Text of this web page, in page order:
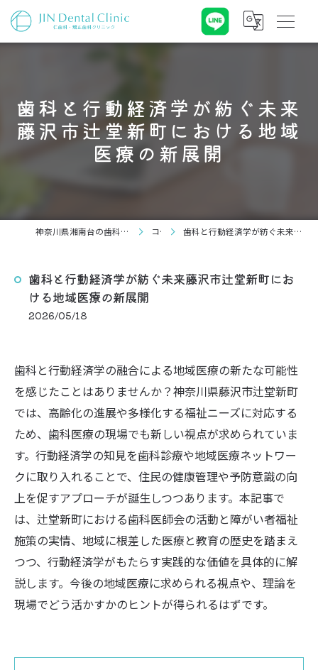
歯科と行動経済学が紡ぐ未来
藤沢市辻堂新町における地域
医療の新展開
神奈川県湘南台の歯科なら仁歯科・矯正歯科クリニック コラム 歯科と行動経済学が紡ぐ未来藤沢市辻堂新町における地域医療の新展開
歯科と行動経済学が紡ぐ未来藤沢市辻堂新町にお
ける地域医療の新展開
2026/05/18
歯科と行動経済学の融合による地域医療の新たな可能性
を感じたことはありませんか？神奈川県藤沢市辻堂新町
では、高齢化の進展や多様化する福祉ニーズに対応する
ため、歯科医療の現場でも新しい視点が求められていま
す。行動経済学の知見を歯科診療や地域医療ネットワー
クに取り入れることで、住民の健康管理や予防意識の向
上を促すアプローチが誕生しつつあります。本記事で
は、辻堂新町における歯科医師会の活動と障がい者福祉
施策の実情、地域に根差した医療と教育の歴史を踏まえ
つつ、行動経済学がもたらす実践的な価値を具体的に解
説します。今後の地域医療に求められる視点や、理論を
現場でどう活かすかのヒントが得られるはずです。